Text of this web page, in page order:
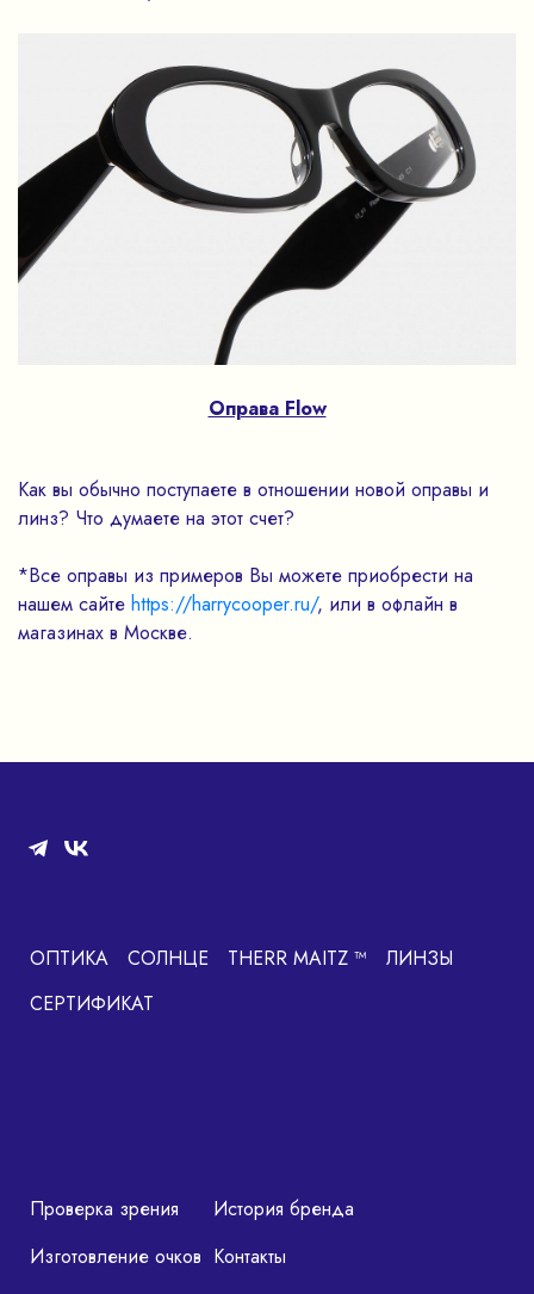
Оправа Flow
Как вы обычно поступаете в отношении новой оправы и
линз? Что думаете на этот счет?
*Все оправы из примеров Вы можете приобрести на
нашем сайте https://harrycooper.ru/, или в офлайн в
магазинах в Москве.
ОПТИКА СОЛНЦЕ THERR MAITZ ™
ЛИНЗЫ
СЕРТИФИКАТ
Проверка зрения
Изготовление очков
История бренда
Контакты